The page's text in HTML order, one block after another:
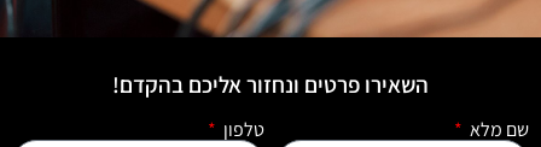
השאירו פרטים ונחזור אליכם בהקדם!
שם מלא טלפון